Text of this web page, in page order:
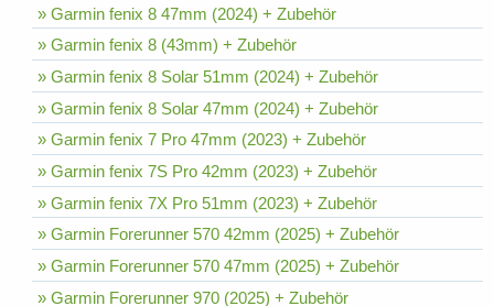
» Garmin fenix 8 47mm (2024) + Zubehör
» Garmin fenix 8 (43mm) + Zubehör
» Garmin fenix 8 Solar 51mm (2024) + Zubehör
» Garmin fenix 8 Solar 47mm (2024) + Zubehör
» Garmin fenix 7 Pro 47mm (2023) + Zubehör
» Garmin fenix 7S Pro 42mm (2023) + Zubehör
» Garmin fenix 7X Pro 51mm (2023) + Zubehör
» Garmin Forerunner 570 42mm (2025) + Zubehör
» Garmin Forerunner 570 47mm (2025) + Zubehör
» Garmin Forerunner 970 (2025) + Zubehör